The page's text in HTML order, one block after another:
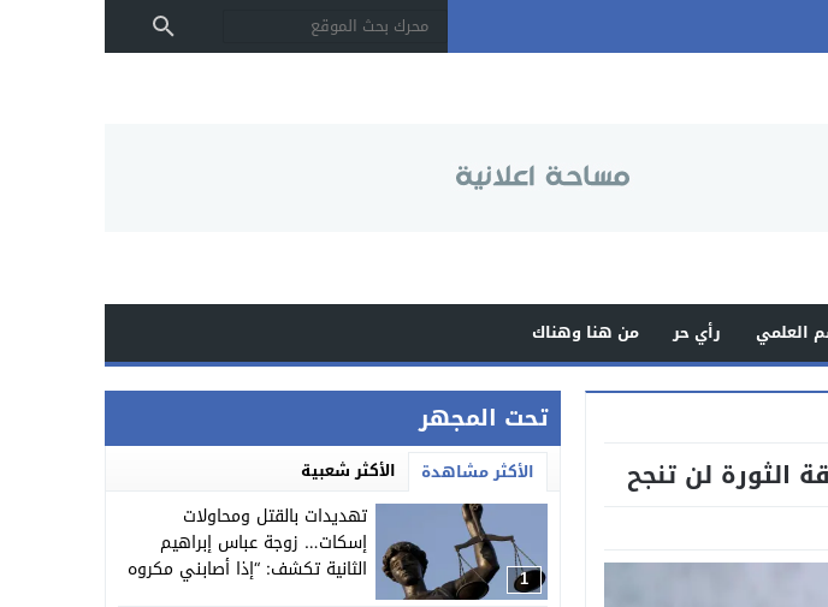
العلمي رأي حر من هنا وهناك
الثورة لن تنجح
تحت المجهر
الأكثر مشاهدة الأكثر شعبية
1
تهديدات بالقتل ومحاولات
إسكات… زوجة عباس إبراهيم
الثانية تكشف: “إذا أصابني مكروه